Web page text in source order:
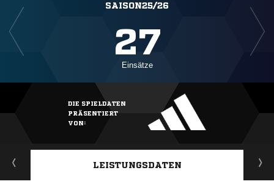
SAISON25/26
27
Einsätze
DIE SPIELDATEN
PRÄSENTIERT
VON:
LEISTUNGSDATEN